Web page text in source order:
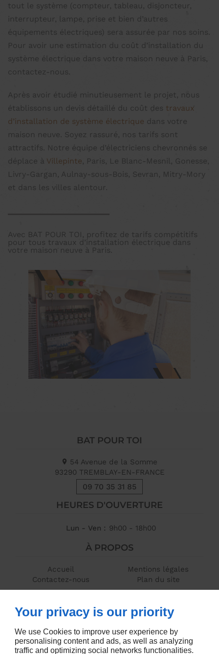
tout le système (compteur, tableau, disjoncteur,
interrupteur, lampe, prise et bien d’autres
équipements électriques) sera assurée par nos soins.
Pour avoir une estimation du coût d’installation du
système électrique dans votre maison neuve à Paris,
contactez-nous.
Après avoir étudié minutieusement le projet, nous
établissons un devis détaillé du coût des travaux
d’installation de système électrique dans votre
maison neuve. Soyez rassuré, nos tarifs sont
attractifs. Notre équipe d’électriciens chevronnés se
déplace à Villepinte, Paris, Le Blanc-Mesnil, Gonesse,
Livry-Gargan, Aulnay-sous-Bois, Sevran, Mitry-Mory
et dans les villes alentour.
Avec BAT POUR TOI, profitez de tarifs compétitifs
pour tous travaux d’installation électrique dans
votre maison neuve à Paris.
BAT POUR TOI
54 Avenue de la Somme
93290 TREMBLAY-EN-FRANCE
09 70 35 31 85
HEURES D'OUVERTURE
Lun - Ven : 9h00 - 18h00
À PROPOS
Accueil
Contactez-nous
Mentions légales
Plan du site
Your privacy is our priority
We use Cookies to improve user experience by
personalising content and ads, as well as analyzing
traffic and optimizing social networks functionalities.